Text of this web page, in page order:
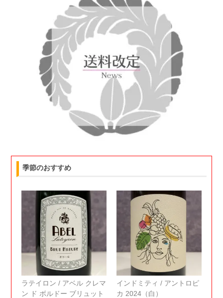
季節のおすすめ
ラテイロン / アベル クレマ
ン ド ボルドー ブリュット
インドミティ / アントロピ
カ 2024（白）